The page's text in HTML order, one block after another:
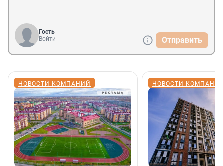
Гость
Войти
Отправить
НОВОСТИ КОМПАНИЙ НОВОСТИ